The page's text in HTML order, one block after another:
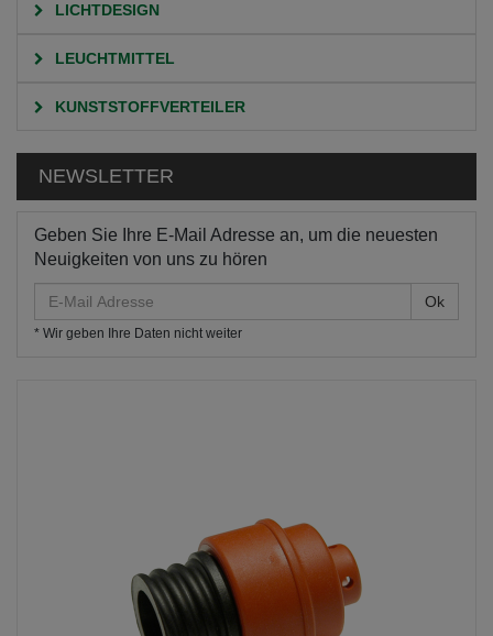
LICHTDESIGN
LEUCHTMITTEL
KUNSTSTOFFVERTEILER
NEWSLETTER
Geben Sie Ihre E-Mail Adresse an, um die neuesten
Neuigkeiten von uns zu hören
Mail
Adresse
* Wir geben Ihre Daten nicht weiter